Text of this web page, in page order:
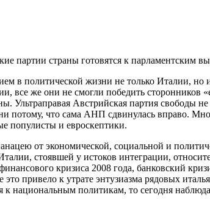
партии страны готовятся к парламентским
в политической жизни не только Италии,
же они не смогли победить сторонников
Ультраправая Австрийская партия
потому, что сама АНП сдвинулась вправо.
популисты и евроскептики.
от экономической, социальной и
стоявшей у истоков интеграции,
кризиса 2008 года, банковский
привело к утрате энтузиазма рядовых
политикам, то сегодня